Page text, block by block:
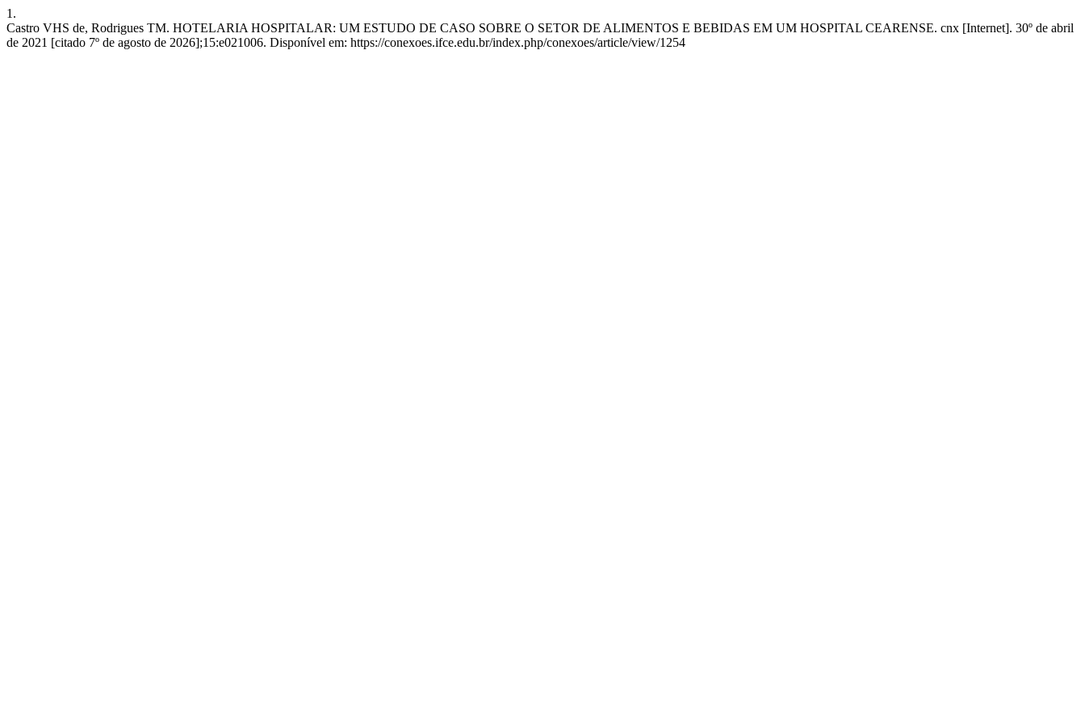
1.
Castro VHS de, Rodrigues TM. HOTELARIA HOSPITALAR: UM ESTUDO DE CASO SOBRE O SETOR DE ALIMENTOS E BEBIDAS EM UM HOSPITAL CEARENSE. cnx [Internet]. 30º de abril
de 2021 [citado 7º de agosto de 2026];15:e021006. Disponível em: https://conexoes.ifce.edu.br/index.php/conexoes/article/view/1254